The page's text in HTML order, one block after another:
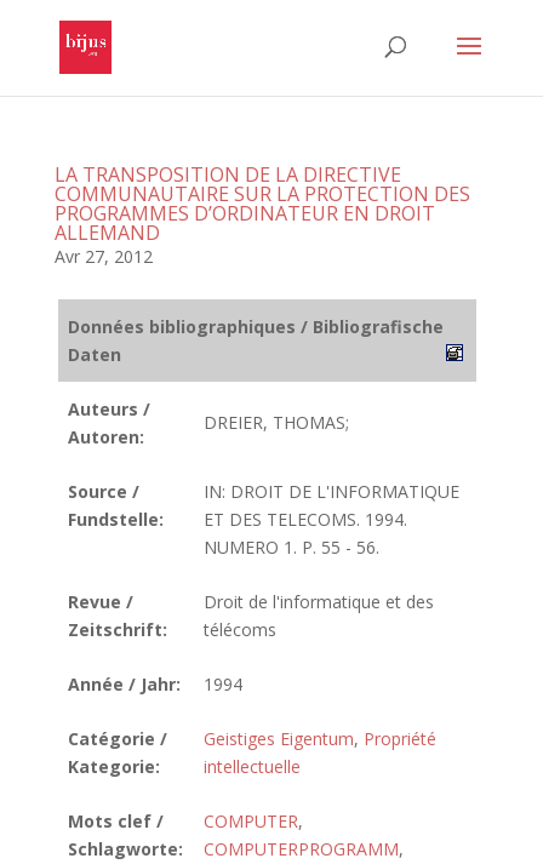
LA TRANSPOSITION DE LA DIRECTIVE
COMMUNAUTAIRE SUR LA PROTECTION DES
PROGRAMMES D’ORDINATEUR EN DROIT
ALLEMAND
Avr 27, 2012
Données bibliographiques / Bibliografische
Daten
Auteurs /
Autoren:
DREIER, THOMAS;
Source /
Fundstelle:
IN: DROIT DE L'INFORMATIQUE
ET DES TELECOMS. 1994.
NUMERO 1. P. 55 - 56.
Revue /
Zeitschrift:
Droit de l'informatique et des
télécoms
Année / Jahr: 1994
Catégorie /
Kategorie:
Geistiges Eigentum, Propriété
intellectuelle
Mots clef /
Schlagworte:
COMPUTER,
COMPUTERPROGRAMM,